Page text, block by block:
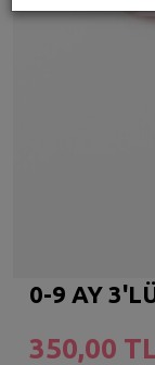
0-9 AY
350,00